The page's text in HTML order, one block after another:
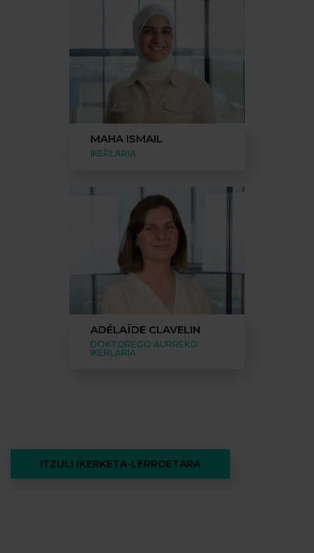
MAHA ISMAIL
IKERLARIA
ADÉLAÏDE CLAVELIN
DOKTOREGO AURREKO
IKERLARIA
ITZULI IKERKETA-LERROETARA